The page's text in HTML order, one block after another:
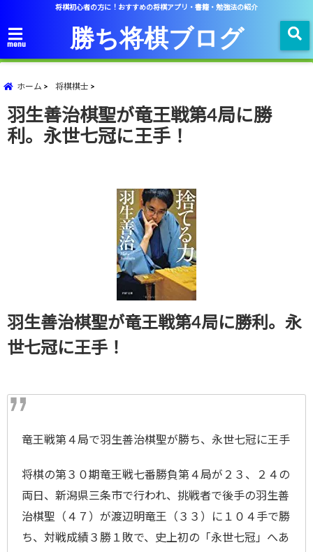
将棋初心者の方に！おすすめの将棋アプリ・書籍・勉強法の紹介
menu 勝ち将棋ブログ
ホーム 将棋棋士
羽生善治棋聖が竜王戦第4局に勝
利。永世七冠に王手！
羽生善治棋聖が竜王戦第4局に勝利。永
世七冠に王手！
竜王戦第４局で羽生善治棋聖が勝ち、永世七冠に王手
将棋の第３０期竜王戦七番勝負第４局が２３、２４の
両日、新潟県三条市で行われ、挑戦者で後手の羽生善
治棋聖（４７）が渡辺明竜王（３３）に１０４手で勝
ち、対戦成績３勝１敗で、史上初の「永世七冠」へあ